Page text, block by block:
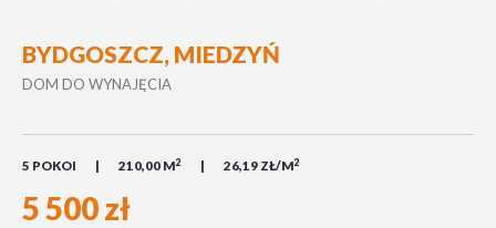
BYDGOSZCZ, MIEDZYŃ
DOM DO WYNAJĘCIA
5 POKOI 210,00 M2 26,19 ZŁ/M2
5 500 zł